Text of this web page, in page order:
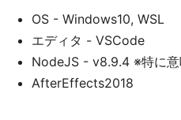
OS - Windows10, WSL
エディタ - VSCode
NodeJS - v8.9.4 ※特に意
AfterEffects2018